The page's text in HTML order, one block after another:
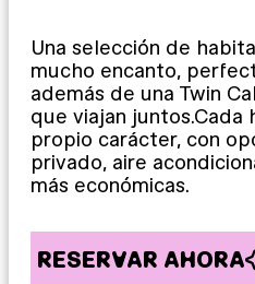
Una selección de
mucho encanto,
además de una Twin
que viajan juntos.Cada
propio carácter, con
privado, aire
más económicas.
RESERVAR AHORA